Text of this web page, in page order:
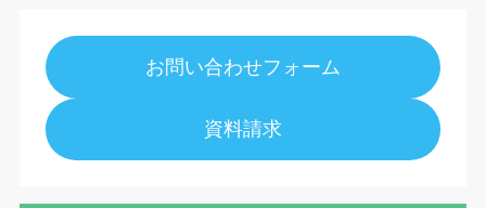
お問い合わせフォーム
資料請求